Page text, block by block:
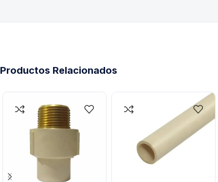
Productos Relacionados